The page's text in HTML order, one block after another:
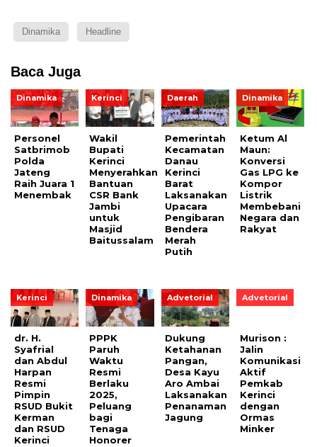
Dinamika Headline
Baca Juga
Dinamika
Personel
Satbrimob
Polda
Jateng
Raih Juara 1
Menembak
Kerinci
Wakil
Bupati
Kerinci
Menyerahkan
Bantuan
CSR Bank
Jambi
untuk
Masjid
Baitussalam
Daerah
Pemerintah
Kecamatan
Danau
Kerinci
Barat
Laksanakan
Upacara
Pengibaran
Bendera
Merah
Putih
Dinamika
Ketum Al
Maun:
Konversi
Gas LPG ke
Kompor
Listrik
Membebani
Negara dan
Rakyat
Kerinci
dr. H.
Syafrial
dan Abdul
Harpan
Resmi
Pimpin
RSUD Bukit
Kerman
dan RSUD
Kerinci
Dinamika
PPPK
Paruh
Waktu
Resmi
Berlaku
2025,
Peluang
bagi
Tenaga
Honorer
Advetorial
Dukung
Ketahanan
Pangan,
Desa Kayu
Aro Ambai
Laksanakan
Penanaman
Jagung
Advetorial
Murison :
Jalin
Komunikasi
Aktif
Pemkab
Kerinci
dengan
Ormas
Minker